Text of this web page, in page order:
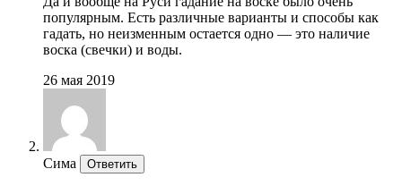
популярным. Есть различные варианты и способы как
гадать, но неизменным остается одно — это наличие
воска (свечки) и воды.
26 мая 2019
Сима Ответить